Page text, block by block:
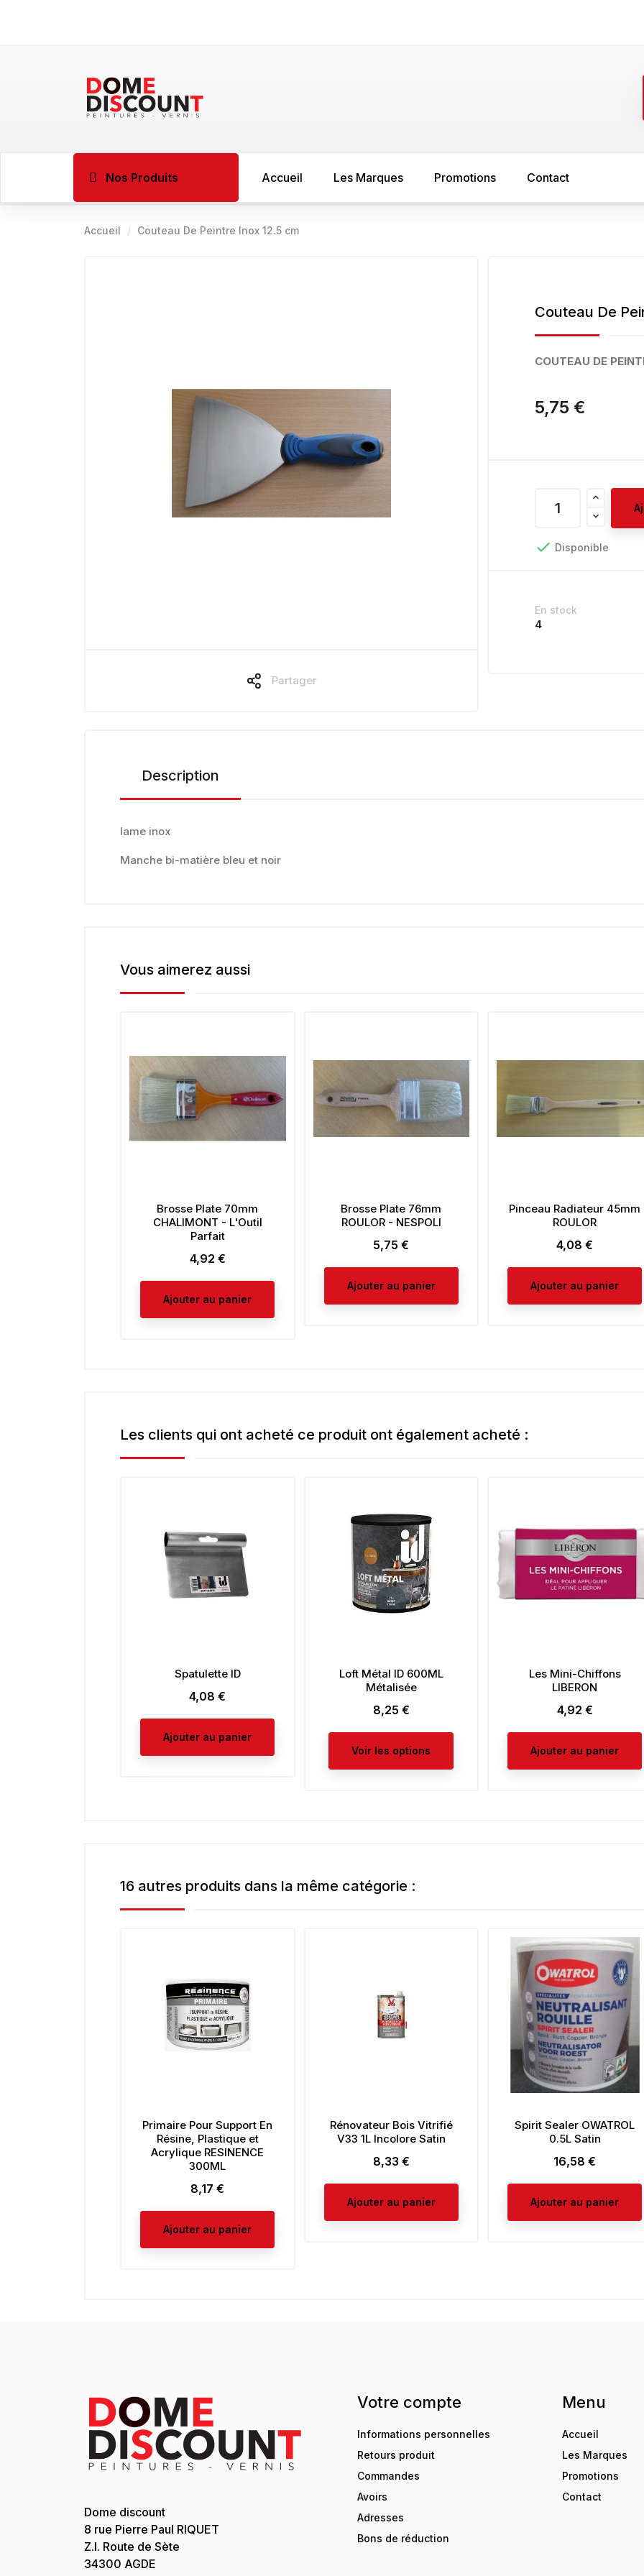
Nos Produits
BOIS
Accueil Les Marques Promotions Contact
Accueil Couteau De Peintre Inox 12.5 cm
Partager
Couteau De
COUTEAU DE
5,75 €
 Disponible
En stock
4
Description
lame inox
Manche bi-matière bleu et noir
Vous aimerez aussi
Brosse Plate 70mm
CHALIMONT - L'Outil
Parfait
Prix
4,92 €
Ajouter au panier
Brosse Plate 76mm
ROULOR - NESPOLI
Prix
5,75 €
Ajouter au panier
Pinceau Radiateur 45mm
ROULOR
Prix
4,08 €
Ajouter au panier
Les clients qui ont acheté ce produit ont également acheté :
Spatulette ID
Prix
4,08 €
Ajouter au panier
Loft Métal ID 600ML
Métalisée
Prix
8,25 €
Voir les options
Les Mini-Chiffons
LIBERON
Prix
4,92 €
Ajouter au panier
16 autres produits dans la même catégorie :
Primaire Pour Support En
Résine, Plastique et
Acrylique RESINENCE
300ML
Prix
8,17 €
Ajouter au panier
Rénovateur Bois Vitrifié
V33 1L Incolore Satin
Prix
8,33 €
Ajouter au panier
Spirit Sealer OWATROL
0.5L Satin
Prix
16,58 €
Ajouter au panier
Dome discount
8 rue Pierre Paul RIQUET
Z.I. Route de Sète
34300 AGDE
Votre compte
Informations personnelles
Retours produit
Commandes
Avoirs
Adresses
Bons de réduction
Menu
Accueil
Les Marques
Promotions
Contact